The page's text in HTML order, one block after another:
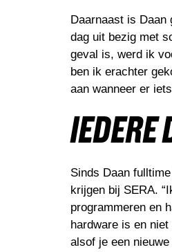
Daarnaast is Daan
dag uit bezig met
geval is, werd ik
ben ik erachter
aan wanneer er
IEDERE
Sinds Daan
krijgen bij SERA.
programmeren en
hardware is en
alsof je een